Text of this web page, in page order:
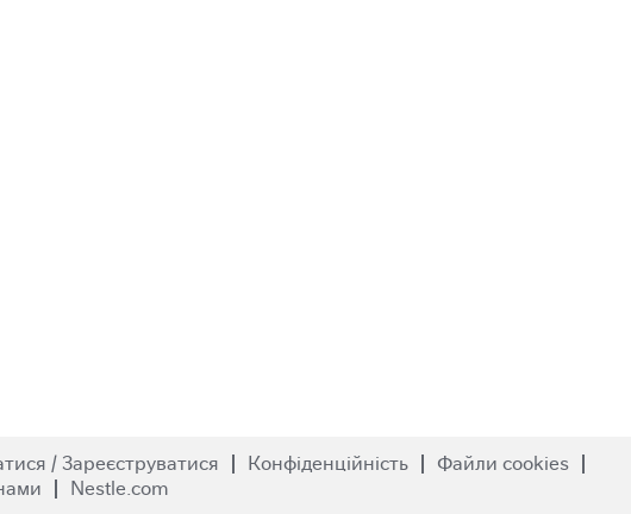
/ Зареєструватися Конфіденційність
Файли cookies
Nestle.com